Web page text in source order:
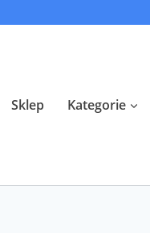
Sklep Kategorie